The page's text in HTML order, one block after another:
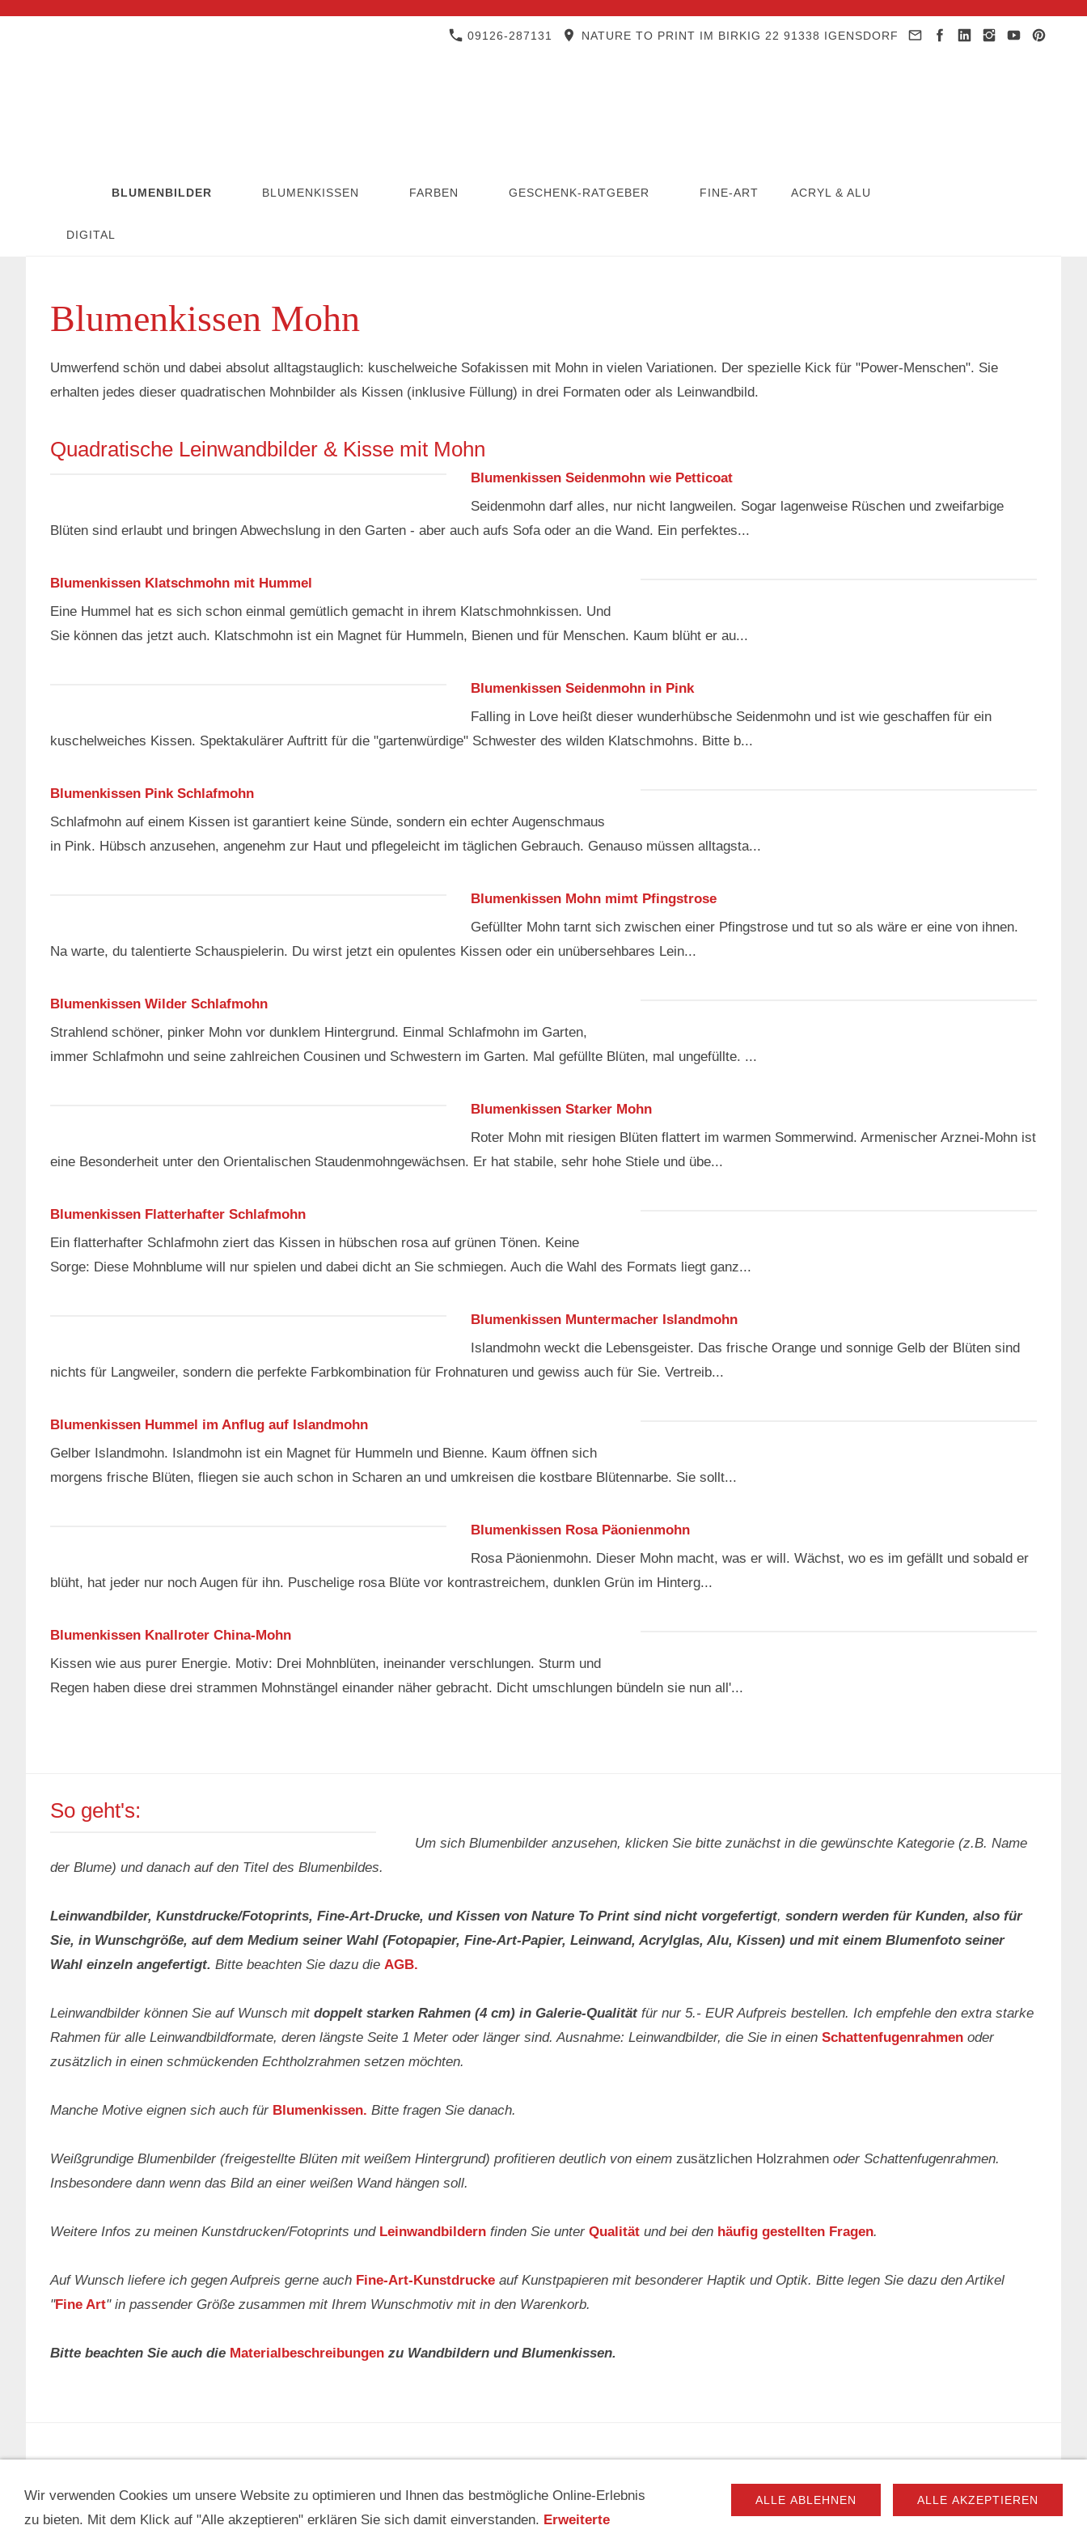
09126-287131 NATURE TO PRINT IM BIRKIG 22 91338 IGENSDORF
BLUMENBILDER BLUMENKISSEN FARBEN GESCHENK-RATGEBER FINE-ART ACRYL & ALU
DIGITAL
Blumenkissen Mohn
Umwerfend schön und dabei absolut alltagstauglich: kuschelweiche Sofakissen mit Mohn in vielen Variationen. Der spezielle Kick für "Power-Menschen". Sie
erhalten jedes dieser quadratischen Mohnbilder als Kissen (inklusive Füllung) in drei Formaten oder als Leinwandbild.
Quadratische Leinwandbilder & Kisse mit Mohn
Blumenkissen Seidenmohn wie Petticoat
Seidenmohn darf alles, nur nicht langweilen. Sogar lagenweise Rüschen und zweifarbige
Blüten sind erlaubt und bringen Abwechslung in den Garten - aber auch aufs Sofa oder an die Wand. Ein perfektes...
Blumenkissen Klatschmohn mit Hummel
Eine Hummel hat es sich schon einmal gemütlich gemacht in ihrem Klatschmohnkissen. Und
Sie können das jetzt auch. Klatschmohn ist ein Magnet für Hummeln, Bienen und für Menschen. Kaum blüht er au...
Blumenkissen Seidenmohn in Pink
Falling in Love heißt dieser wunderhübsche Seidenmohn und ist wie geschaffen für ein
kuschelweiches Kissen. Spektakulärer Auftritt für die "gartenwürdige" Schwester des wilden Klatschmohns. Bitte b...
Blumenkissen Pink Schlafmohn
Schlafmohn auf einem Kissen ist garantiert keine Sünde, sondern ein echter Augenschmaus
in Pink. Hübsch anzusehen, angenehm zur Haut und pflegeleicht im täglichen Gebrauch. Genauso müssen alltagsta...
Blumenkissen Mohn mimt Pfingstrose
Gefüllter Mohn tarnt sich zwischen einer Pfingstrose und tut so als wäre er eine von ihnen.
Na warte, du talentierte Schauspielerin. Du wirst jetzt ein opulentes Kissen oder ein unübersehbares Lein...
Blumenkissen Wilder Schlafmohn
Strahlend schöner, pinker Mohn vor dunklem Hintergrund. Einmal Schlafmohn im Garten,
immer Schlafmohn und seine zahlreichen Cousinen und Schwestern im Garten. Mal gefüllte Blüten, mal ungefüllte. ...
Blumenkissen Starker Mohn
Roter Mohn mit riesigen Blüten flattert im warmen Sommerwind. Armenischer Arznei-Mohn ist
eine Besonderheit unter den Orientalischen Staudenmohngewächsen. Er hat stabile, sehr hohe Stiele und übe...
Blumenkissen Flatterhafter Schlafmohn
Ein flatterhafter Schlafmohn ziert das Kissen in hübschen rosa auf grünen Tönen. Keine
Sorge: Diese Mohnblume will nur spielen und dabei dicht an Sie schmiegen. Auch die Wahl des Formats liegt ganz...
Blumenkissen Muntermacher Islandmohn
Islandmohn weckt die Lebensgeister. Das frische Orange und sonnige Gelb der Blüten sind
nichts für Langweiler, sondern die perfekte Farbkombination für Frohnaturen und gewiss auch für Sie. Vertreib...
Blumenkissen Hummel im Anflug auf Islandmohn
Gelber Islandmohn. Islandmohn ist ein Magnet für Hummeln und Bienne. Kaum öffnen sich
morgens frische Blüten, fliegen sie auch schon in Scharen an und umkreisen die kostbare Blütennarbe. Sie sollt...
Blumenkissen Rosa Päonienmohn
Rosa Päonienmohn. Dieser Mohn macht, was er will. Wächst, wo es im gefällt und sobald er
blüht, hat jeder nur noch Augen für ihn. Puschelige rosa Blüte vor kontrastreichem, dunklen Grün im Hinterg...
Blumenkissen Knallroter China-Mohn
Kissen wie aus purer Energie. Motiv: Drei Mohnblüten, ineinander verschlungen. Sturm und
Regen haben diese drei strammen Mohnstängel einander näher gebracht. Dicht umschlungen bündeln sie nun all'...
So geht's:
Um sich Blumenbilder anzusehen, klicken Sie bitte zunächst in die gewünschte Kategorie (z.B. Name
der Blume) und danach auf den Titel des Blumenbildes.
Leinwandbilder, Kunstdrucke/Fotoprints, Fine-Art-Drucke, und Kissen von Nature To Print sind nicht vorgefertigt, sondern werden für Kunden, also für
Sie, in Wunschgröße, auf dem Medium seiner Wahl (Fotopapier, Fine-Art-Papier, Leinwand, Acrylglas, Alu, Kissen) und mit einem Blumenfoto seiner
Wahl einzeln angefertigt. Bitte beachten Sie dazu die AGB.
Leinwandbilder können Sie auf Wunsch mit doppelt starken Rahmen (4 cm) in Galerie-Qualität für nur 5.- EUR Aufpreis bestellen. Ich empfehle den extra starke
Rahmen für alle Leinwandbildformate, deren längste Seite 1 Meter oder länger sind. Ausnahme: Leinwandbilder, die Sie in einen Schattenfugenrahmen oder
zusätzlich in einen schmückenden Echtholzrahmen setzen möchten.
Manche Motive eignen sich auch für Blumenkissen. Bitte fragen Sie danach.
Weißgrundige Blumenbilder (freigestellte Blüten mit weißem Hintergrund) profitieren deutlich von einem zusätzlichen Holzrahmen oder Schattenfugenrahmen.
Insbesondere dann wenn das Bild an einer weißen Wand hängen soll.
Weitere Infos zu meinen Kunstdrucken/Fotoprints und Leinwandbildern finden Sie unter Qualität und bei den häufig gestellten Fragen.
Auf Wunsch liefere ich gegen Aufpreis gerne auch Fine-Art-Kunstdrucke auf Kunstpapieren mit besonderer Haptik und Optik. Bitte legen Sie dazu den Artikel
"Fine Art" in passender Größe zusammen mit Ihrem Wunschmotiv mit in den Warenkorb.
Bitte beachten Sie auch die Materialbeschreibungen zu Wandbildern und Blumenkissen.
FAQ MATERIALBESCHREIBUNG COOKIES
© 2006-2026 Nature to Print | Fiona Amann. Bitte beachten Sie das Urheberrecht und verwenden Sie die Texte und Bilder dieser Website niemals ohne meine ausdrückliche, schriftliche
Genehmigung.
Wir verwenden Cookies um unsere Website zu optimieren und Ihnen das bestmögliche Online-Erlebnis
zu bieten. Mit dem Klick auf "Alle akzeptieren" erklären Sie sich damit einverstanden. Erweiterte
ALLE AKZEPTIEREN
ALLE ABLEHNEN